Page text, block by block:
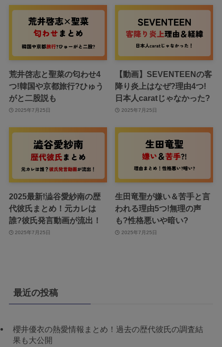
荒井啓志と聖菜の匂わせ4
つ!韓国や京都旅行?ひゅう
がと二股説も
2025年7月25日
【動画】SEVENTEENの客
降り炎上はなぜ?理由4つ!
日本人caratじゃなかった?
2025年7月25日
2025最新!澁谷愛紗南の歴
代彼氏まとめ！元カレは
誰?彼氏発言動画が流出！
2025年7月25日
生田竜聖が嫌い＆苦手と言
われる理由5つ!無理の声
も?性格悪いや暗い?
2025年7月25日
最近の投稿
櫻井優衣の熱愛情報まとめ！過去の歴代彼氏の調査結
果も大公開